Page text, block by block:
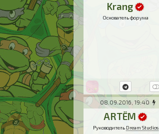
Krang
Основатель форума
08.09.2016, 19:40
ARTЁM
Руководитель Dream Studios